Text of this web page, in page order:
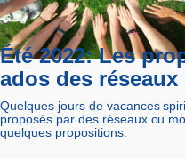
Été 2022: Les
ados des
Quelques jours de vacances
proposés par des réseaux ou
quelques propositions.